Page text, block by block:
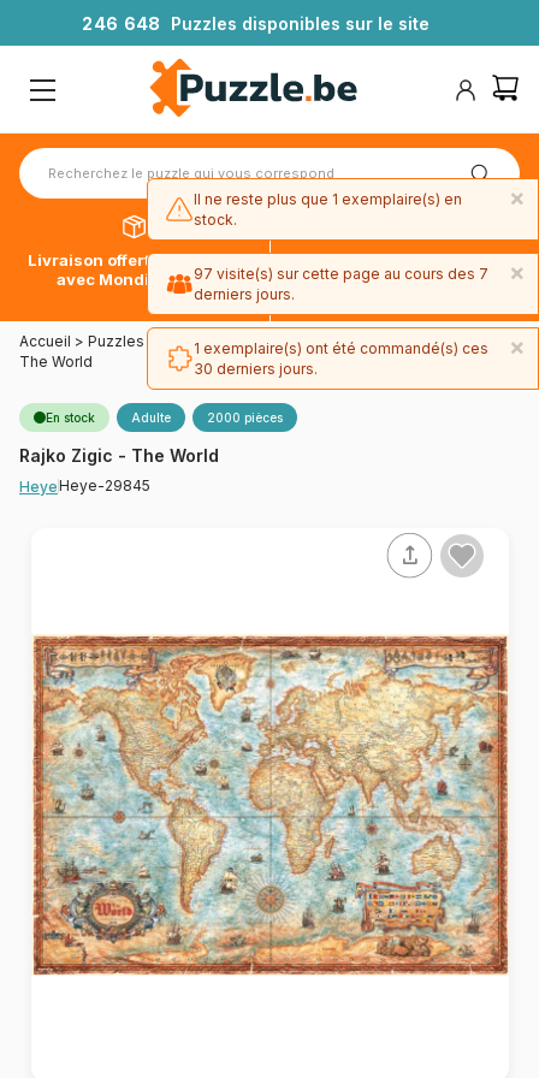
246 648 Puzzles disponibles sur le site
Livraison offerte dès 39€*
avec Mondial Relay
Paiement en 4x sans frais
avec Paypal
Accueil > Puzzles - Cartes du Monde et Mappemonde
Rajko Zigic -
The World
En stock Adulte 2000 pièces
Rajko Zigic - The World
HeyeHeye-29845
×
Il ne reste plus que 1 exemplaire(s) en
stock.
×
97 visite(s) sur cette page au cours des 7
derniers jours.
×
1 exemplaire(s) ont été commandé(s) ces
30 derniers jours.